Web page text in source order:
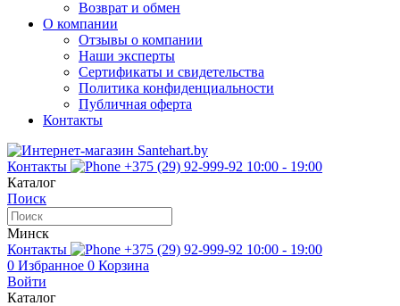
Возврат и обмен
О компании
Отзывы о компании
Наши эксперты
Сертификаты и свидетельства
Политика конфиденциальности
Публичная оферта
Контакты
Контакты +375 (29) 92-999-92 10:00 - 19:00
Каталог
Поиск
Минск
Контакты
+375 (29) 92-999-92 10:00 - 19:00
0 Избранное 0 Корзина
Войти
Каталог